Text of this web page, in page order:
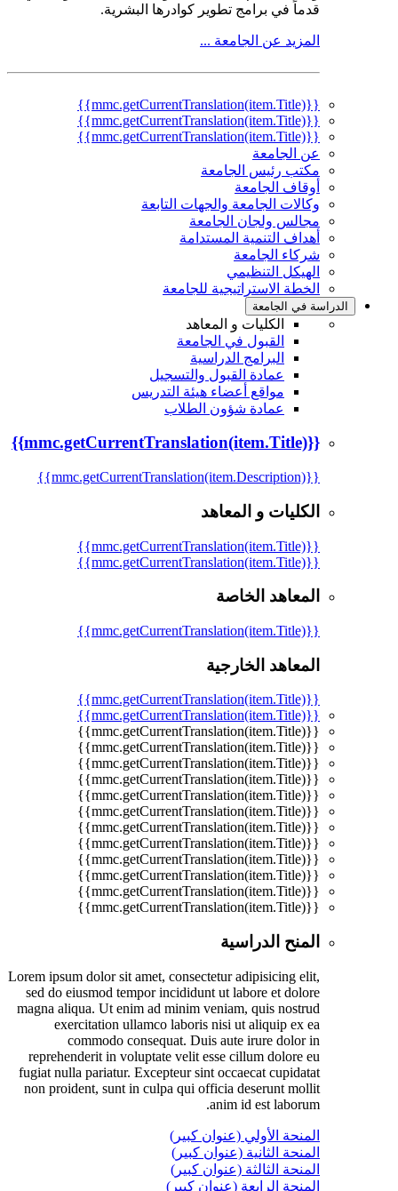
قدماً في برامج تطوير كوادرها البشرية.
المزيد عن الجامعة ...
{{mmc.getCurrentTranslation(item.Title)}}
{{mmc.getCurrentTranslation(item.Title)}}
{{mmc.getCurrentTranslation(item.Title)}}
عن الجامعة
مكتب رئيس الجامعة
أوقاف الجامعة
وكالات الجامعة والجهات التابعة
مجالس ولجان الجامعة
أهداف التنمية المستدامة
شركاء الجامعة
الهيكل التنظيمي
الخطة الاستراتيجية للجامعة
الدراسة في الجامعة
الكليات و المعاهد
القبول في الجامعة
البرامج الدراسية
عمادة القبول والتسجيل
مواقع أعضاء هيئة التدريس
عمادة شؤون الطلاب
{{mmc.getCurrentTranslation(item.Title)}}
{{mmc.getCurrentTranslation(item.Description)}}
الكليات و المعاهد
{{mmc.getCurrentTranslation(item.Title)}}
{{mmc.getCurrentTranslation(item.Title)}}
المعاهد الخاصة
{{mmc.getCurrentTranslation(item.Title)}}
المعاهد الخارجية
{{mmc.getCurrentTranslation(item.Title)}}
{{mmc.getCurrentTranslation(item.Title)}}
{{mmc.getCurrentTranslation(item.Title)}}
{{mmc.getCurrentTranslation(item.Title)}}
{{mmc.getCurrentTranslation(item.Title)}}
{{mmc.getCurrentTranslation(item.Title)}}
{{mmc.getCurrentTranslation(item.Title)}}
{{mmc.getCurrentTranslation(item.Title)}}
{{mmc.getCurrentTranslation(item.Title)}}
{{mmc.getCurrentTranslation(item.Title)}}
{{mmc.getCurrentTranslation(item.Title)}}
{{mmc.getCurrentTranslation(item.Title)}}
{{mmc.getCurrentTranslation(item.Title)}}
{{mmc.getCurrentTranslation(item.Title)}}
المنح الدراسية
Lorem ipsum dolor sit amet, consectetur adipisicing elit,
sed do eiusmod tempor incididunt ut labore et dolore
magna aliqua. Ut enim ad minim veniam, quis nostrud
exercitation ullamco laboris nisi ut aliquip ex ea
commodo consequat. Duis aute irure dolor in
reprehenderit in voluptate velit esse cillum dolore eu
fugiat nulla pariatur. Excepteur sint occaecat cupidatat
non proident, sunt in culpa qui officia deserunt mollit
anim id est laborum.
المنحة الأولي (عنوان كبير)
المنحة الثانية (عنوان كبير)
المنحة الثالثة (عنوان كبير)
المنحة الرابعة (عنوان كبير)